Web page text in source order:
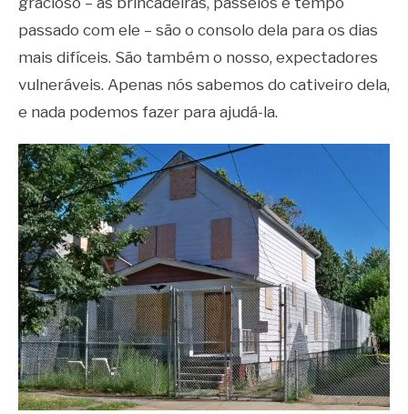
passado com ele – são o consolo dela para os dias
mais difíceis. São também o nosso, expectadores
vulneráveis. Apenas nós sabemos do cativeiro dela,
e nada podemos fazer para ajudá-la.